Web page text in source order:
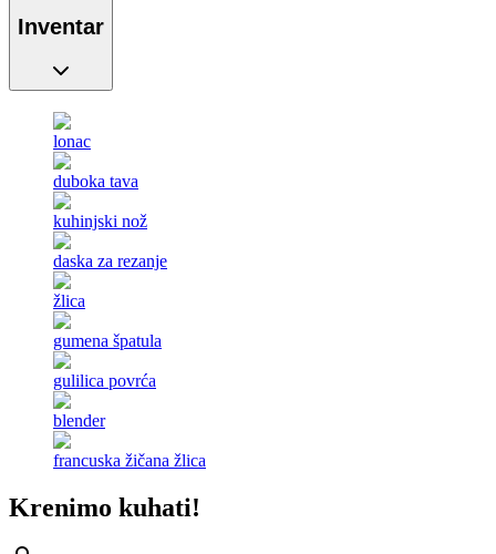
Inventar
lonac
duboka tava
kuhinjski nož
daska za rezanje
žlica
gumena špatula
gulilica povrća
blender
francuska žičana žlica
Krenimo kuhati!